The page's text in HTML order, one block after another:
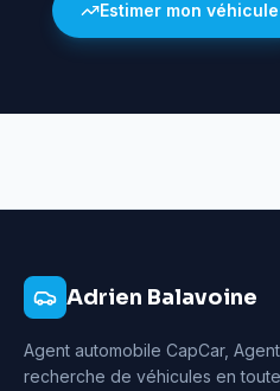
Estimer mon véhicule
Adrien Balavoine
Agent automobile CapCar,
recherche de véhicules en